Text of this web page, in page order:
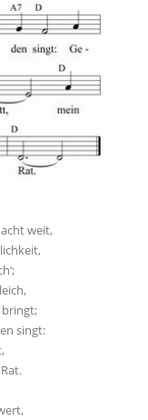
weit,
bringt;
singt: